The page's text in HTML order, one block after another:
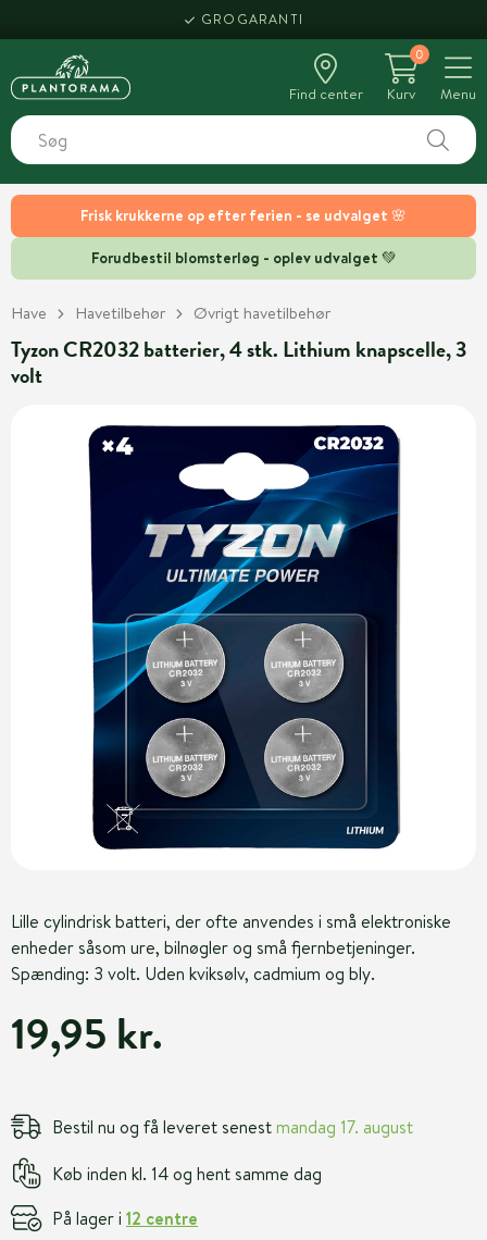
Frisk krukkerne op efter ferien - se udvalget 🌸
Forudbestil blomsterløg - oplev udvalget 💚
GROGARANTI
Find center
0
Kurv
Menu
Have Havetilbehør Øvrigt havetilbehør
Tyzon CR2032 batterier, 4 stk. Lithium knapscelle, 3
volt
Lille cylindrisk batteri, der ofte anvendes i små elektroniske
enheder såsom ure, bilnøgler og små fjernbetjeninger.
Spænding: 3 volt. Uden kviksølv, cadmium og bly.
19,95 kr.
Bestil nu og få leveret senestmandag 17. august
Køb inden kl. 14 og hent samme dag
På lager i 12 centre